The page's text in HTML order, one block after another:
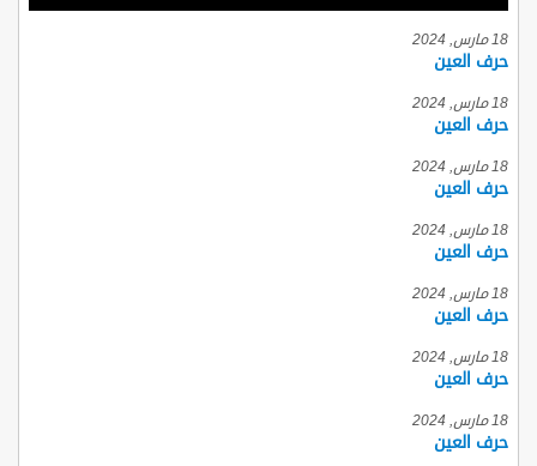
18 مارس, 2024
حرف العين
18 مارس, 2024
حرف العين
18 مارس, 2024
حرف العين
18 مارس, 2024
حرف العين
18 مارس, 2024
حرف العين
18 مارس, 2024
حرف العين
18 مارس, 2024
حرف العين